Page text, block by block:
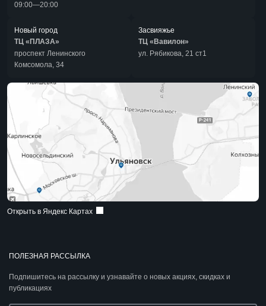
ПОЛЕЗНАЯ РАССЫЛКА
Подпишитесь на рассылку и узнавайте о новых акциях, скидках и
публикациях
09:00—20:00
Новый город
ТЦ «ПЛАЗА»
проспект Ленинского
Комсомола, 34
Засвияжье
ТЦ «Вавилон»
ул. Рябикова, 21 ст1
Открыть в Яндекс Картах